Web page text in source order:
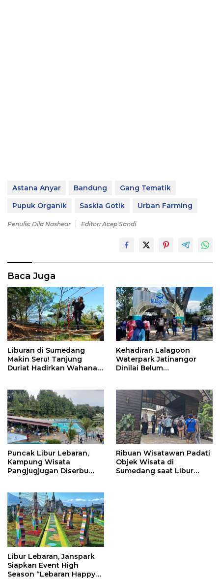
Astana Anyar Bandung
Gang Tematik
Pupuk Organik
Saskia Gotik Urban Farming
Penulis: Dila Nashear Editor: Acep Sandi
Baca Juga
Liburan di Sumedang
Makin Seru! Tanjung
Duriat Hadirkan Wahana
Jatigede
Kehadiran Lalagoon
Waterpark Jatinangor
Dinilai Belum
Puncak Libur Lebaran,
Kampung Wisata
Pangjugjugan Diserbu
Ribuan Wisatawan Padati
Objek Wisata di
Sumedang saat Libur
Libur Lebaran, Janspark
Siapkan Event High
Season “Lebaran Happy